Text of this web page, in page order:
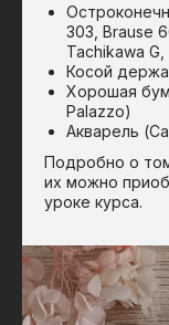
303, Brause
Tachikawa G,
Косой
Хорошая
Palazzo)
Акварель
Подробно о
их можно
уроке курса.